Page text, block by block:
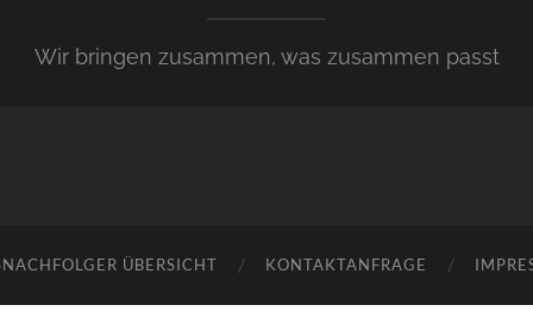
Wir bringen zusammen, was zusammen passt
ÜBERSICHT KONTAKTANFRAGE